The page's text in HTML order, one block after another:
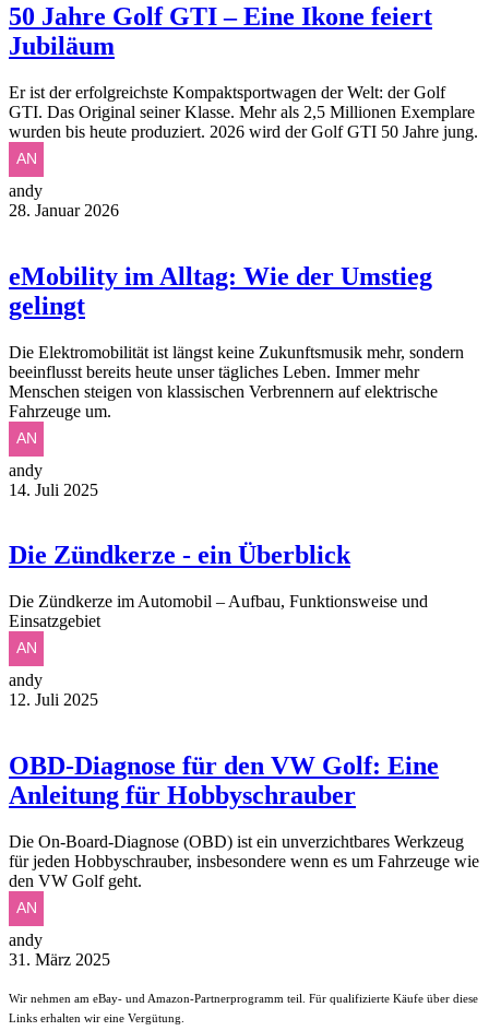
50 Jahre Golf GTI – Eine Ikone feiert
Jubiläum
Er ist der erfolgreichste Kompaktsportwagen der Welt: der Golf
GTI. Das Original seiner Klasse. Mehr als 2,5 Millionen Exemplare
wurden bis heute produziert. 2026 wird der Golf GTI 50 Jahre jung.
andy
28. Januar 2026
eMobility im Alltag: Wie der Umstieg
gelingt
Die Elektromobilität ist längst keine Zukunftsmusik mehr, sondern
beeinflusst bereits heute unser tägliches Leben. Immer mehr
Menschen steigen von klassischen Verbrennern auf elektrische
Fahrzeuge um.
andy
14. Juli 2025
Die Zündkerze - ein Überblick
Die Zündkerze im Automobil – Aufbau, Funktionsweise und
Einsatzgebiet
andy
12. Juli 2025
OBD-Diagnose für den VW Golf: Eine
Anleitung für Hobbyschrauber
Die On-Board-Diagnose (OBD) ist ein unverzichtbares Werkzeug
für jeden Hobbyschrauber, insbesondere wenn es um Fahrzeuge wie
den VW Golf geht.
andy
31. März 2025
Wir nehmen am eBay- und Amazon-Partnerprogramm teil. Für qualifizierte Käufe über diese
Links erhalten wir eine Vergütung.